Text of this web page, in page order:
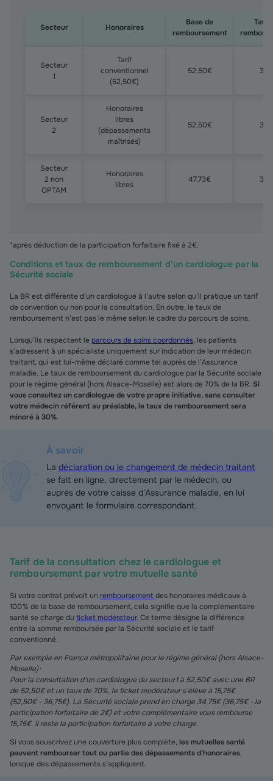
Secteur Honoraires
Base de
remboursement
Taux
Secteur
1
Tarif
conventionnel
(52,50€)
52,50€
Secteur
2
Honoraires
libres
(dépassements
maîtrisés)
52,50€
Secteur
2 non
OPTAM
Honoraires
libres
47,73€
*après déduction de la participation forfaitaire fixé à 2€.
Conditions et taux de remboursement d’un cardiologue par la
Sécurité sociale
La BR est différente d’un cardiologue à l’autre selon qu’il pratique un tarif
de convention ou non pour la consultation. En outre, le taux de
remboursement n’est pas le même selon le cadre du parcours de soins.
Lorsqu’ils respectent le parcours de soins coordonnés, les patients
s’adressent à un spécialiste uniquement sur indication de leur médecin
traitant, qui est lui-même déclaré comme tel auprès de l’Assurance
maladie. Le taux de remboursement du cardiologue par la Sécurité sociale
pour le régime général (hors Alsace-Moselle) est alors de 70% de la BR. Si
vous consultez un cardiologue de votre propre initiative, sans consulter
votre médecin référent au préalable, le taux de remboursement sera
minoré à 30%.
À savoir
La déclaration ou le changement de médecin traitant
se fait en ligne, directement par le médecin, ou
auprès de votre caisse d’Assurance maladie, en lui
envoyant le formulaire correspondant.
Tarif de la consultation chez le cardiologue et
remboursement par votre mutuelle santé
Si votre contrat prévoit un remboursementdes honoraires médicaux à
100 % de la base de remboursement, cela signifie que la complémentaire
santé se charge du ticket modérateur. Ce terme désigne la différence
entre la somme remboursée par la Sécurité sociale et le tarif
conventionné.
Par exemple en France métropolitaine pour le régime général (hors Alsace-
Moselle) :
Pour la consultation d’un cardiologue du secteur 1 à 52,50€ avec une BR
de 52,50€ et un taux de 70%, le ticket modérateur s’élève à 15,75€
(52,50€ - 36,75€). La Sécurité sociale prend en charge 34,75€ (36,75€ - la
participation forfaitaire de 2€) et votre complémentaire vous rembourse
15,75€. Il reste la participation forfaitaire à votre charge.
Si vous souscrivez une couverture plus complète, les mutuelles santé
peuvent rembourser tout ou partie des dépassements d’honoraires,
lorsque des dépassements s’appliquent.